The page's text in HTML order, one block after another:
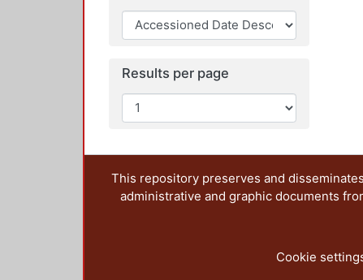
Results per page
This repository preserves and
administrative and graphic documents
Cookie